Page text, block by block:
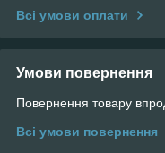
Всі умови оплати
Умови повернення
Повернення товару
Всі умови повернення